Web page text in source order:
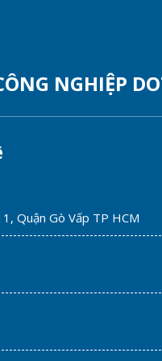
NGHIỆP
Quận Gò Vấp TP HCM